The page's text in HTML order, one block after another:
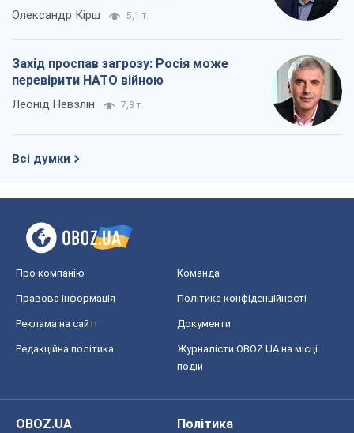
Олександр Кірш 5,1 т.
Захід проспав загрозу: Росія може
перевірити НАТО війною
Леонід Невзлін 7,3 т.
Всі думки
Про компанію Команда
Правова інформація Політика конфіденційності
Реклама на сайті Документи
Редакційна політика
Журналісти OBOZ.UA на місці
подій
OBOZ.UA
Політика